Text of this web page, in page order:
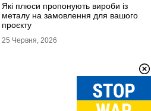
Які плюси пропонують вироби із
металу на замовлення для вашого
проєкту
25 Червня, 2026